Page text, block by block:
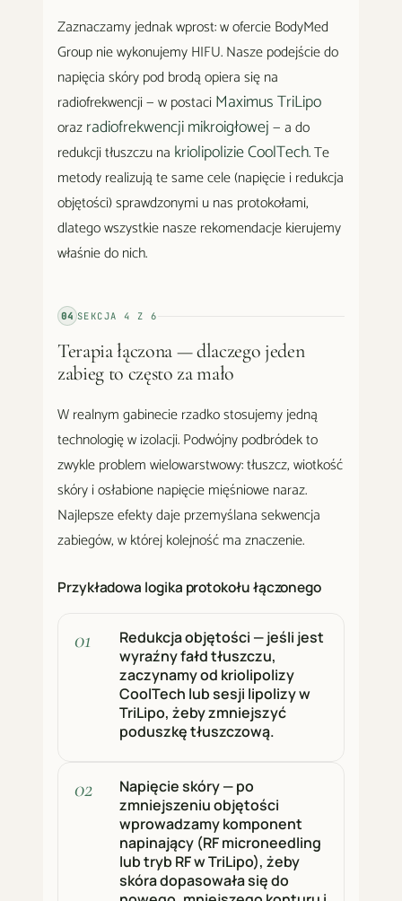
Zaznaczamy jednak wprost: w ofercie BodyMed
Group nie wykonujemy HIFU. Nasze podejście do
napięcia skóry pod brodą opiera się na
radiofrekwencji — w postaciMaximus TriLipo
orazradiofrekwencji mikroigłowej— a do
redukcji tłuszczu na kriolipolizie CoolTech. Te
metody realizują te same cele (napięcie i redukcja
objętości) sprawdzonymi u nas protokołami,
dlatego wszystkie nasze rekomendacje kierujemy
właśnie do nich.
04 SEKCJA4 Z6
Terapia łączona — dlaczego jeden
zabieg to często za mało
W realnym gabinecie rzadko stosujemy jedną
technologię w izolacji. Podwójny podbródek to
zwykle problem wielowarstwowy: tłuszcz, wiotkość
skóry i osłabione napięcie mięśniowe naraz.
Najlepsze efekty daje przemyślana sekwencja
zabiegów, w której kolejność ma znaczenie.
Przykładowa logika protokołu łączonego
Redukcja objętości — jeśli jest
wyraźny fałd tłuszczu,
zaczynamy od kriolipolizy
CoolTech lub sesji lipolizy w
TriLipo, żeby zmniejszyć
poduszkę tłuszczową.
Napięcie skóry — po
zmniejszeniu objętości
wprowadzamy komponent
napinający (RF microneedling
lub tryb RF w TriLipo), żeby
skóra dopasowała się do